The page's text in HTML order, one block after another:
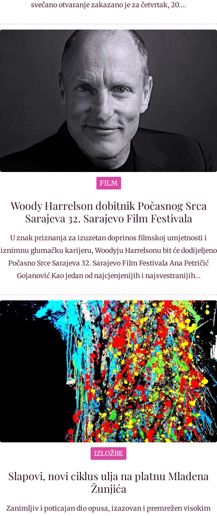
svečano otvaranje zakazano je za četvrtak, 20.…
FILM
Woody Harrelson dobitnik Počasnog Srca
Sarajeva 32. Sarajevo Film Festivala
U znak priznanja za izuzetan doprinos filmskoj umjetnosti i
iznimnu glumačku karijeru, Woodyju Harrelsonu bit će dodijeljeno
Počasno Srce Sarajeva 32. Sarajevo Film Festivala Ana Petričić
Gojanović Kao jedan od najcjenjenijih i najsvestranijih…
IZLOŽBE
Slapovi, novi ciklus ulja na platnu Mladena
Žunjića
Zanimljiv i poticajan dio opusa, izazovan i premrežen visokim